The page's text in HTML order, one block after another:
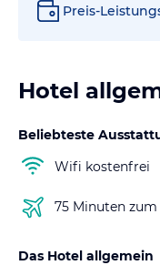
Preis-
Hotel
Beliebteste
Wifi kostenfrei
75 Minuten
Das Hotel allgemein